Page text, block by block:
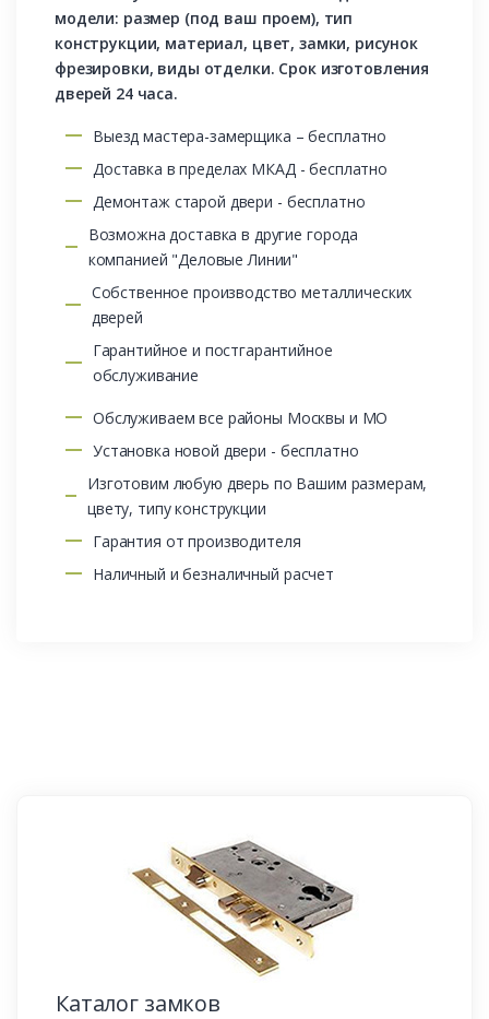
модели: размер (под ваш проем), тип
конструкции, материал, цвет, замки, рисунок
фрезировки, виды отделки. Срок изготовления
дверей 24 часа.
Выезд мастера-замерщика – бесплатно
Доставка в пределах МКАД - бесплатно
Демонтаж старой двери - бесплатно
Возможна доставка в другие города
компанией "Деловые Линии"
Собственное производство металлических
дверей
Гарантийное и постгарантийное
обслуживание
Обслуживаем все районы Москвы и МО
Установка новой двери - бесплатно
Изготовим любую дверь по Вашим размерам,
цвету, типу конструкции
Гарантия от производителя
Наличный и безналичный расчет
Каталог замков